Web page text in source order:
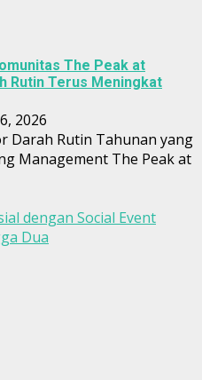
The Peak at
Rutin Terus Meningkat
2026
Darah Rutin Tahunan yang
Management The Peak at
dengan Social Event
Dua